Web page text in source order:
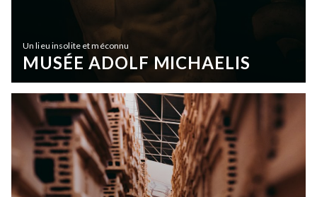
Un lieu insolite et méconnu
MUSÉE ADOLF MICHAELIS